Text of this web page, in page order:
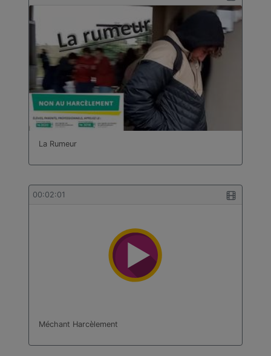
La Rumeur
00:02:01
Méchant Harcèlement